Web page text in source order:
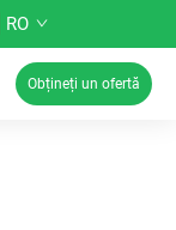
RO
Obțineți un ofertă